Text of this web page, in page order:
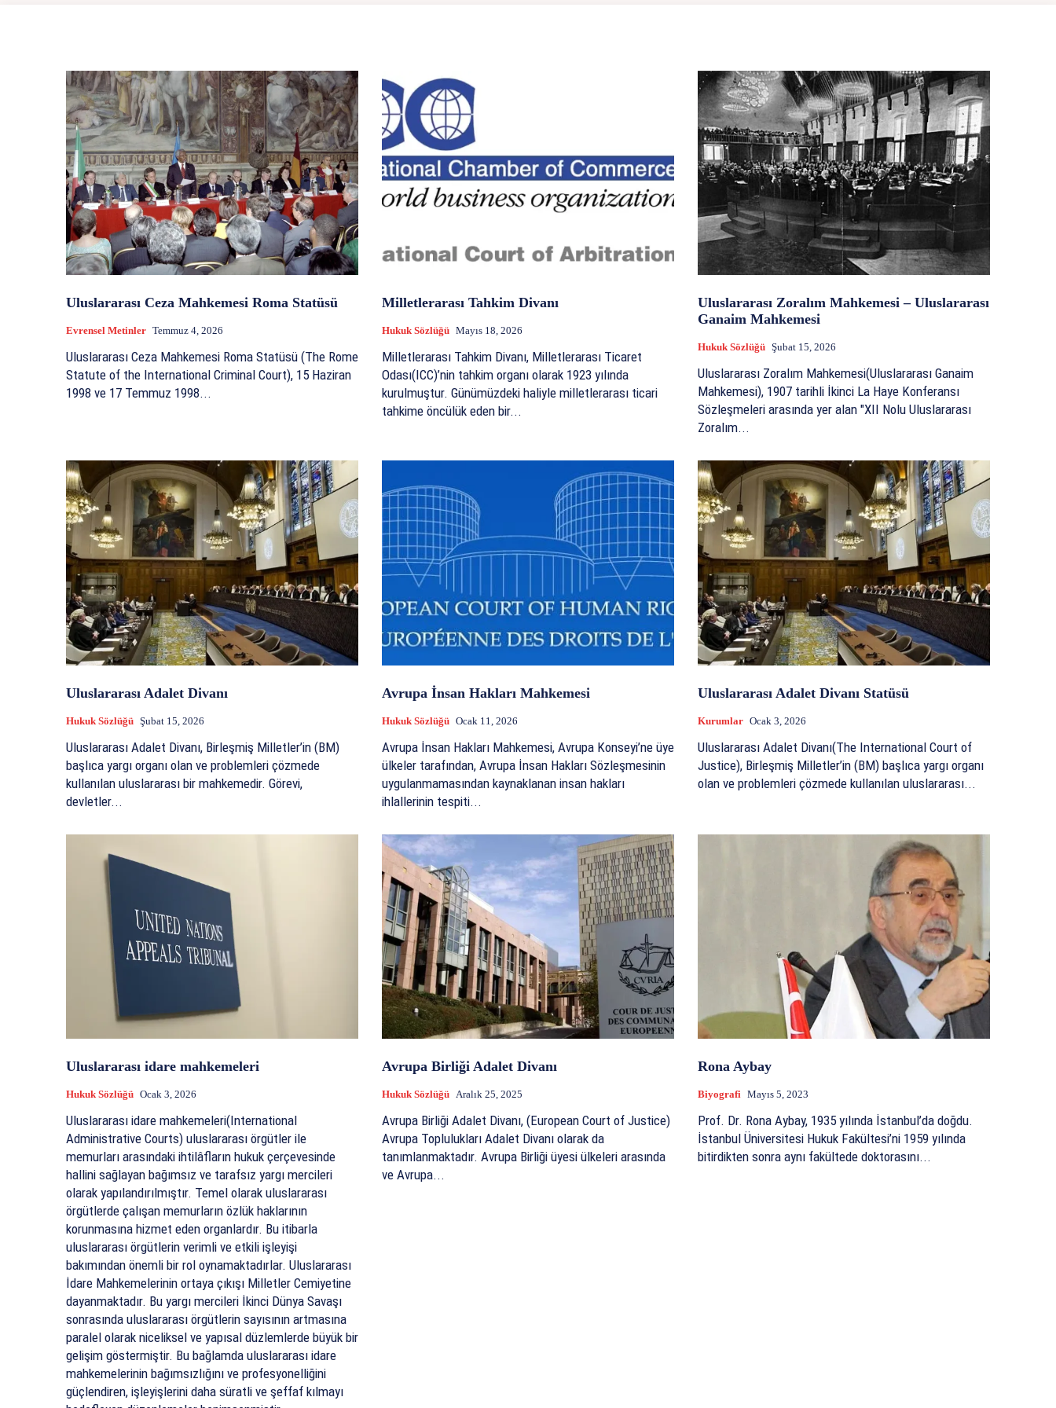
Uluslararası Ceza Mahkemesi Roma Statüsü
Evrensel Metinler Temmuz 4, 2026
Uluslararası Ceza Mahkemesi Roma Statüsü (The Rome
Statute of the International Criminal Court), 15 Haziran
1998 ve 17 Temmuz 1998...
Milletlerarası Tahkim Divanı
Hukuk Sözlüğü Mayıs 18, 2026
Milletlerarası Tahkim Divanı, Milletlerarası Ticaret
Odası(ICC)’nin tahkim organı olarak 1923 yılında
kurulmuştur. Günümüzdeki haliyle milletlerarası ticari
tahkime öncülük eden bir...
Uluslararası Zoralım Mahkemesi – Uluslararası
Ganaim Mahkemesi
Hukuk Sözlüğü Şubat 15, 2026
Uluslararası Zoralım Mahkemesi(Uluslararası Ganaim
Mahkemesi), 1907 tarihli İkinci La Haye Konferansı
Sözleşmeleri arasında yer alan "XII Nolu Uluslararası
Zoralım...
Uluslararası Adalet Divanı
Hukuk Sözlüğü Şubat 15, 2026
Uluslararası Adalet Divanı, Birleşmiş Milletler’in (BM)
başlıca yargı organı olan ve problemleri çözmede
kullanılan uluslararası bir mahkemedir. Görevi,
devletler...
Avrupa İnsan Hakları Mahkemesi
Hukuk Sözlüğü Ocak 11, 2026
Avrupa İnsan Hakları Mahkemesi, Avrupa Konseyi’ne üye
ülkeler tarafından, Avrupa İnsan Hakları Sözleşmesinin
uygulanmamasından kaynaklanan insan hakları
ihlallerinin tespiti...
Uluslararası Adalet Divanı Statüsü
Kurumlar Ocak 3, 2026
Uluslararası Adalet Divanı(The International Court of
Justice), Birleşmiş Milletler’in (BM) başlıca yargı organı
olan ve problemleri çözmede kullanılan uluslararası...
Uluslararası idare mahkemeleri
Hukuk Sözlüğü Ocak 3, 2026
Uluslararası idare mahkemeleri(International
Administrative Courts) uluslararası örgütler ile
memurları arasındaki ihtilâfların hukuk çerçevesinde
hallini sağlayan bağımsız ve tarafsız yargı mercileri
olarak yapılandırılmıştır. Temel olarak uluslararası
örgütlerde çalışan memurların özlük haklarının
korunmasına hizmet eden organlardır. Bu itibarla
uluslararası örgütlerin verimli ve etkili işleyişi
bakımından önemli bir rol oynamaktadırlar. Uluslararası
İdare Mahkemelerinin ortaya çıkışı Milletler Cemiyetine
dayanmaktadır. Bu yargı mercileri İkinci Dünya Savaşı
sonrasında uluslararası örgütlerin sayısının artmasına
paralel olarak niceliksel ve yapısal düzlemlerde büyük bir
gelişim göstermiştir. Bu bağlamda uluslararası idare
mahkemelerinin bağımsızlığını ve profesyonelliğini
güçlendiren, işleyişlerini daha süratli ve şeffaf kılmayı
Avrupa Birliği Adalet Divanı
Hukuk Sözlüğü Aralık 25, 2025
Avrupa Birliği Adalet Divanı, (European Court of Justice)
Avrupa Toplulukları Adalet Divanı olarak da
tanımlanmaktadır. Avrupa Birliği üyesi ülkeleri arasında
ve Avrupa...
Rona Aybay
Biyografi Mayıs 5, 2023
Prof. Dr. Rona Aybay, 1935 yılında İstanbul’da doğdu.
İstanbul Üniversitesi Hukuk Fakültesi’ni 1959 yılında
bitirdikten sonra aynı fakültede doktorasını...